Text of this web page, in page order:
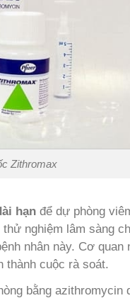
Zithromax
hạn để dự phòng
nghiệm lâm sàng
nhân này. Cơ
thành cuộc rà soát.
bằng azithromycin